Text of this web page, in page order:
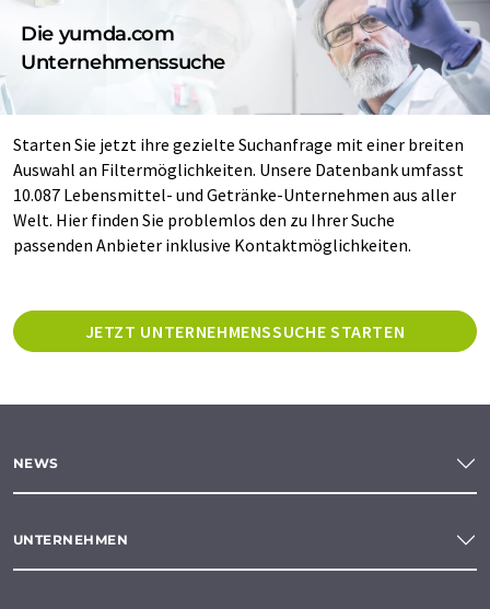
Die yumda.com
Unternehmenssuche
Starten Sie jetzt ihre gezielte Suchanfrage mit einer breiten
Auswahl an Filtermöglichkeiten. Unsere Datenbank umfasst
10.087 Lebensmittel- und Getränke-Unternehmen aus aller
Welt. Hier finden Sie problemlos den zu Ihrer Suche
passenden Anbieter inklusive Kontaktmöglichkeiten.
JETZT UNTERNEHMENSSUCHE STARTEN
NEWS
UNTERNEHMEN